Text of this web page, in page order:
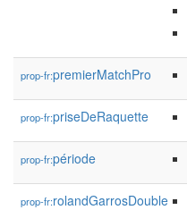
prop-fr:premierMatchPro
prop-fr:priseDeRaquette
prop-fr:période
prop-fr:rolandGarrosDouble